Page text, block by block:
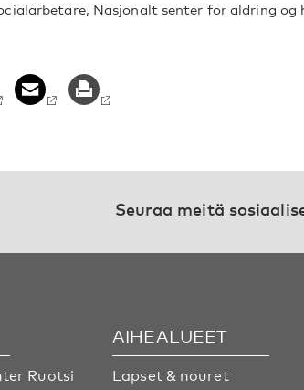
Nasjonalt senter for aldring og
Seuraa meitä
Ruotsi
AIHEALUEET
Lapset & nouret